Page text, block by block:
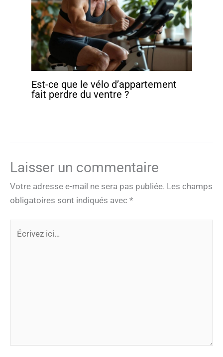
Est-ce que le vélo d’appartement
fait perdre du ventre ?
Laisser un commentaire
Votre adresse e-mail ne sera pas publiée. Les champs
obligatoires sont indiqués avec *